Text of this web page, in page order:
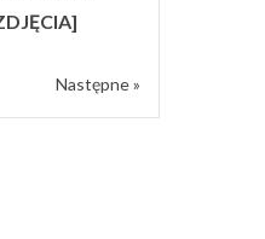
Następne »